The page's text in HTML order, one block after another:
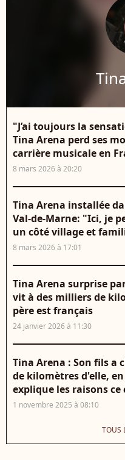
"J’ai toujours la
Tina Arena perd ses
carrière musicale en
8 mars 2026 à 20:20
Tina Arena installée
Val-de-Marne: "Ici, je
un côté village et
8 mars 2026 à 17:01
Tina Arena surprise
vit à des milliers de
père est français
24 janvier 2026 à 11:30
Tina Arena : Son fils a
de kilomètres d'elle,
explique les raisons ce
1 novembre 2025 à 08:10
TOUS